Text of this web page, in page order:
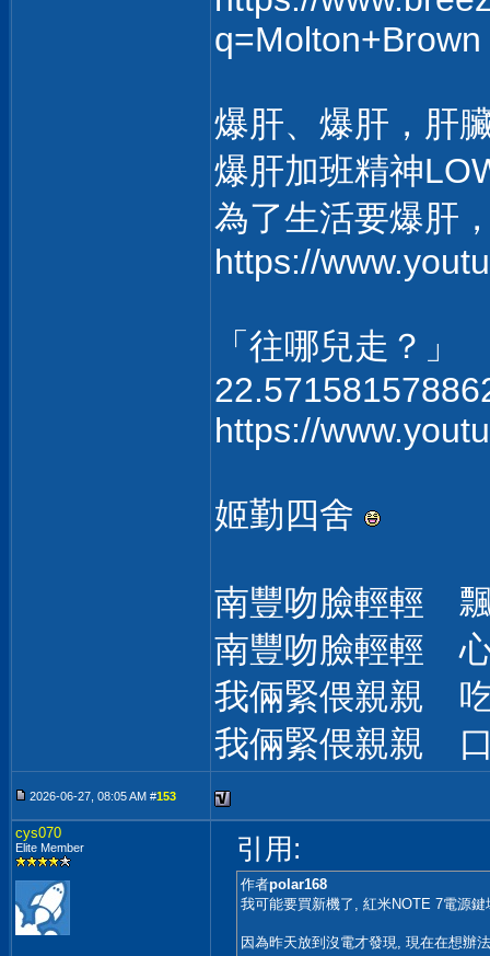
q=Molton+Brown
爆肝、爆肝，肝
爆肝加班精神
為了生活要爆肝
https://
「往哪兒走？」
https://
姬勤四舍
南豐吻臉輕輕
南豐吻臉輕輕
我倆緊偎親親
我倆緊偎親親
2026-06-27, 08:05 AM #153
cys070
Elite Member 引用:
作者polar168
我可能要買新機了, 紅米NOTE 7電源鍵
因為昨天放到沒電才發現, 現在在想辦